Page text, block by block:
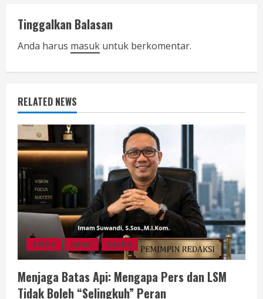
i
n
u
e
R
e
a
d
i
n
g
Tinggalkan Balasan
Anda harus masuk untuk berkomentar.
RELATED NEWS
Berita Jurnal Sastra
Menjaga Batas Api: Mengapa Pers dan LSM
Tidak Boleh “Selingkuh” Peran